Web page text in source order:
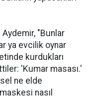
Aydemir, "Bunlar
ya evcilik oynar
kurdukları
'Kumar masası.'
ne elde
nasıl